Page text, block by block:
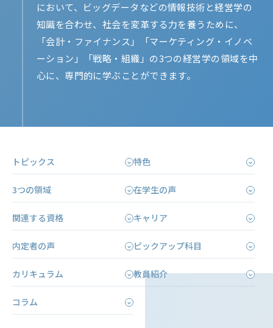
において、ビッグデータなどの情報技術と経営学の
知識を合わせ、社会を変革する力を養うために、
「会計・ファイナンス」「マーケティング・イノベ
ーション」「戦略・組織」の3つの経営学の領域を中
心に、専門的に学ぶことができます。
トピックス 特色
3つの領域 在学生の声
関連する資格 キャリア
内定者の声 ピックアップ科目
カリキュラム 教員紹介
コラム